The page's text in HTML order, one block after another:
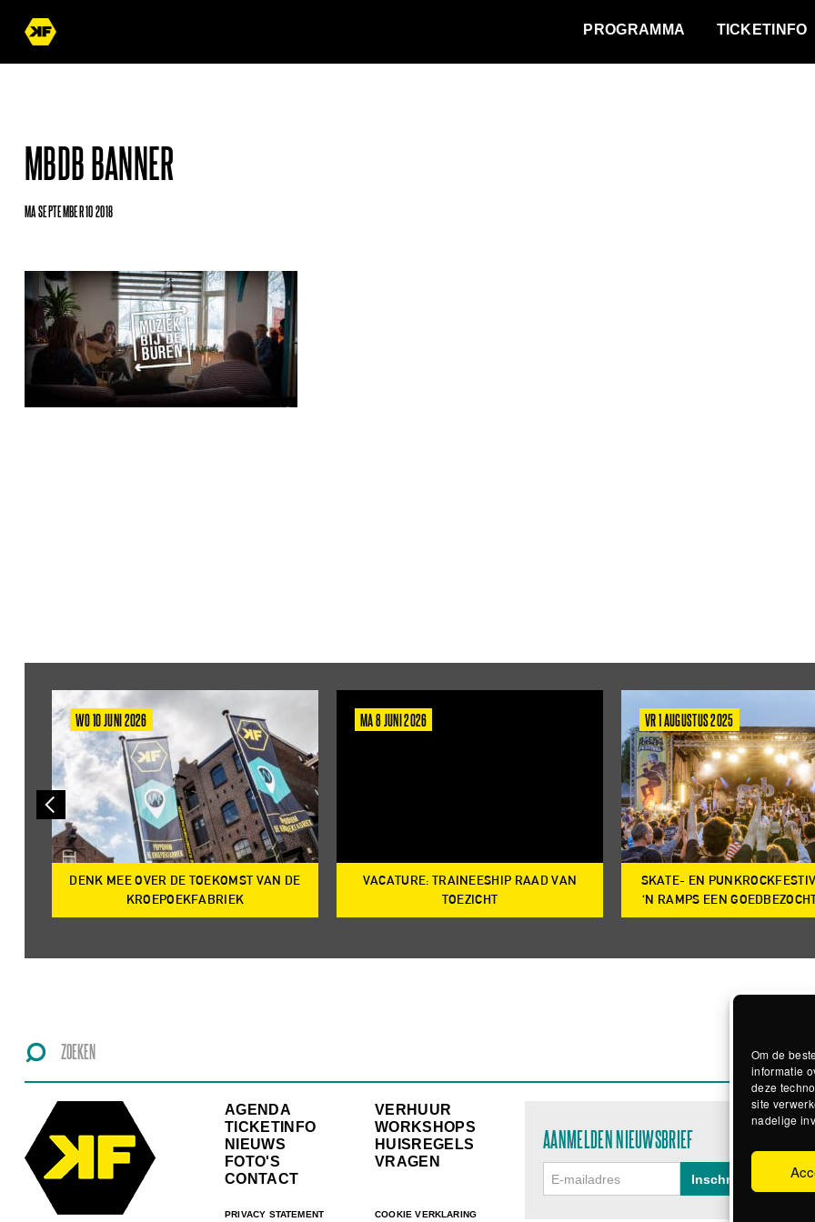
Om de
informatie
deze
site
nadelige
PROGRAMMA TICKETINFO
MBDB BANNER
MA SEPTEMBER 10 2018
WO 10 JUNI 2026
DENK MEE OVER DE TOEKOMST VAN DE
KROEPOEKFABRIEK
MA 8 JUNI 2026
VACATURE: TRAINEESHIP RAAD VAN
TOEZICHT
VR 1 AUGUSTUS 2025
SKATE- EN
‘N RAMPS EEN
AGENDA
TICKETINFO
NIEUWS
FOTO'S
CONTACT
PRIVACY STATEMENT
VERHUUR
WORKSHOPS
HUISREGELS
VRAGEN
COOKIE VERKLARING
AANMELDEN NIEUWSBRIEF